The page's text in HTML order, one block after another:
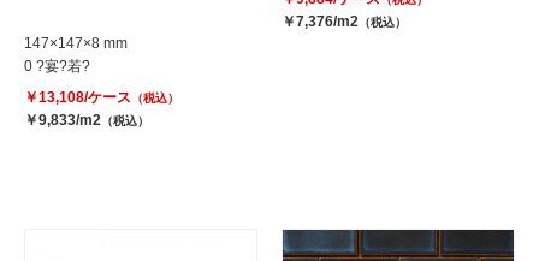
147×147×8 mm
0 ?宴?若?
￥13,108/ケース （税込）
￥9,833/m2 （税込）
￥7,376/m2 （税込）